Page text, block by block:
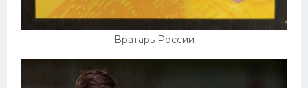
Вратарь России